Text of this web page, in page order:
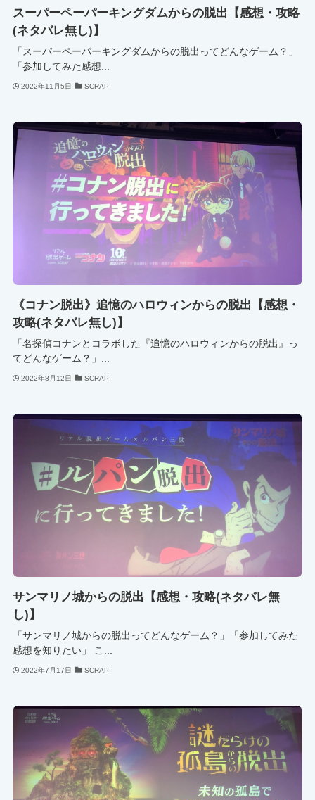
スーパーペーパーキングダムからの脱出【感想・攻略
(ネタバレ無し)】
「スーパーペーパーキングダムからの脱出ってどんなゲーム？」
「参加してみた感想...
2022年11月5日 SCRAP
《コナン脱出》追憶のハロウィンからの脱出【感想・
攻略(ネタバレ無し)】
「名探偵コナンとコラボした『追憶のハロウィンからの脱出』っ
てどんなゲーム？」...
2022年8月12日 SCRAP
サンマリノ城からの脱出【感想・攻略(ネタバレ無
し)】
「サンマリノ城からの脱出ってどんなゲーム？」「参加してみた
感想を知りたい」 こ...
2022年7月17日 SCRAP